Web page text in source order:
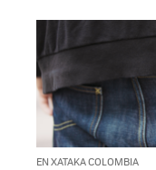
EN XATAKA COLOMBIA